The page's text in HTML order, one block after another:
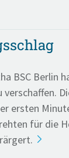
BSC Berlin
ersten
für die